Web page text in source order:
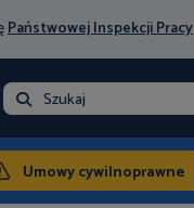
Państwowej Inspekcji Pracy
Szukaj
Umowy cywilnoprawne